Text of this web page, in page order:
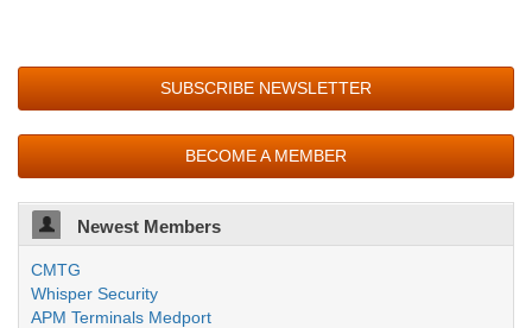
SUBSCRIBE NEWSLETTER
BECOME A MEMBER
Newest Members
CMTG
Whisper Security
APM Terminals Medport